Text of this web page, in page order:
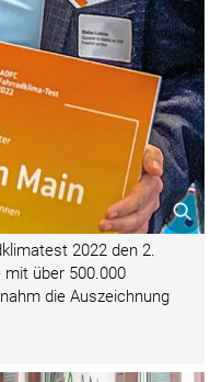
2022 den 2.
mit über 500.000
die Auszeichnung